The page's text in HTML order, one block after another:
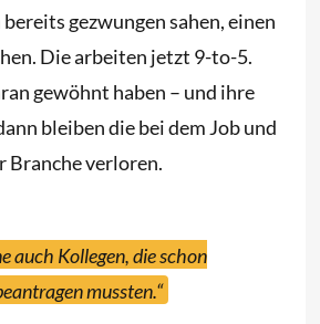
gezwungen sahen, einen
Die arbeiten jetzt 9-to-5.
gewöhnt haben – und ihre
bleiben die bei dem Job und
Branche verloren.
auch Kollegen, die schon
mussten.“